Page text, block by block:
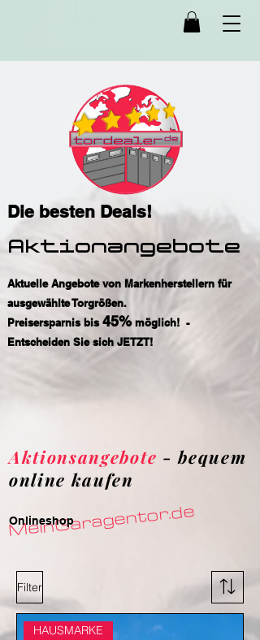
Die besten Deals!
Aktionangebote
Aktuelle Angebote von Markenherstellern für
ausgewählte Torgrößen.
Preisersparnis bis45%möglich! -
Entscheiden Sie sich JETZT!
Aktionsangebote - bequem
online kaufen
MeinGaragentor.de
Onlineshop
Filter
HAUSMARKE